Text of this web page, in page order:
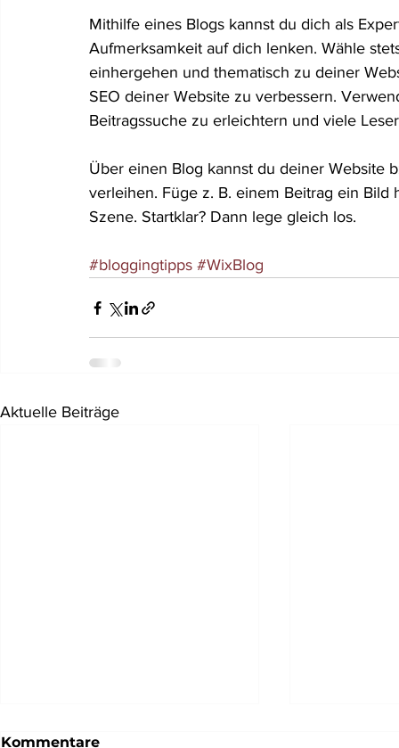
Mithilfe eines Blogs kannst du dich als
Aufmerksamkeit auf dich lenken. Wähle
einhergehen und thematisch zu deiner
SEO deiner Website zu verbessern.
Beitragssuche zu erleichtern und viele
Über einen Blog kannst du deiner Website
verleihen. Füge z. B. einem Beitrag ein
Szene. Startklar? Dann lege gleich los.
#bloggingtipps #WixBlog
Aktuelle Beiträge
Kommentare